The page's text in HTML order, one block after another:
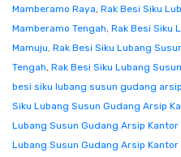
Mamberamo Raya, Rak Besi Siku
Mamberamo Tengah, Rak Besi Siku
Mamuju, Rak Besi Siku Lubang
Tengah, Rak Besi Siku Lubang
besi siku lubang susun gudang
Siku Lubang Susun Gudang Arsip
Lubang Susun Gudang Arsip
Lubang Susun Gudang Arsip